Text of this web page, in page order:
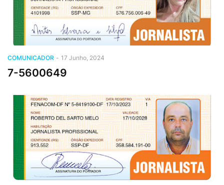
COMUNICADOR - 17 Junho, 2024
7-5600649